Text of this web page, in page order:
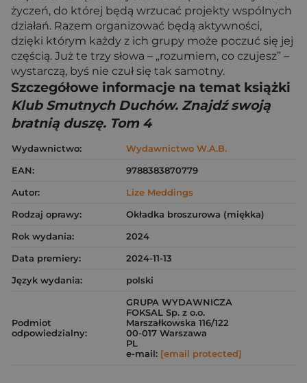
życzeń, do której będą wrzucać projekty wspólnych
działań. Razem organizować będą aktywności,
dzięki którym każdy z ich grupy może poczuć się jej
częścią. Już te trzy słowa – „rozumiem, co czujesz” –
wystarczą, byś nie czuł się tak samotny.
Szczegółowe informacje na temat książki
Klub Smutnych Duchów. Znajdź swoją
bratnią duszę. Tom 4
Wydawnictwo:
Wydawnictwo W.A.B.
EAN:
9788383870779
Autor:
Lize Meddings
Rodzaj oprawy:
Okładka broszurowa (miękka)
Rok wydania:
2024
Data premiery:
2024-11-13
Język wydania:
polski
Podmiot
odpowiedzialny:
GRUPA WYDAWNICZA
FOKSAL Sp. z o.o.
Marszałkowska 116/122
00-017 Warszawa
PL
e-mail: [email protected]